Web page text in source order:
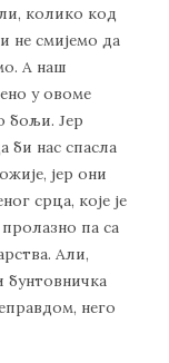
колико код
не смијемо да
А наш
у овоме
бољи. Јер
би нас спасла
јер они
срца, које је
пролазно па са
Али,
него